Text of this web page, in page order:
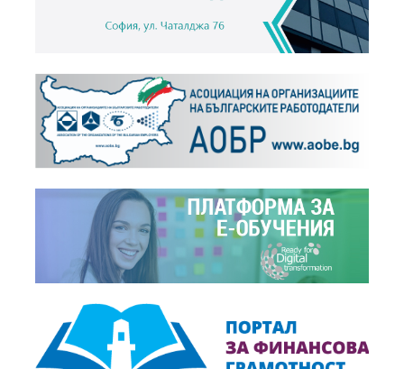
+
Новини, 18.12.2017
"2017 г. през погледа на бизнеса"
Събития, 18.12.2017
ПРЕСКОНФЕРЕНЦИЯ: "2017 г. през погледа на
бизнеса"
Новини, 10.11.2017
Включете се в годишната анкета на БСК "2017 г....
Новини, 19.12.2016
"2016 г. през погледа на бизнеса"